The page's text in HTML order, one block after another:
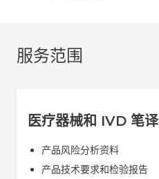
服务范围
医疗器械和 IVD 笔译
产品风险分析资料
产品技术要求和检验报告